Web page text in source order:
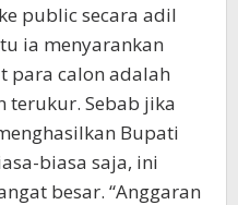
public secara adil
ia menyarankan
para calon adalah
terukur. Sebab jika
Bupati
biasa saja, ini
besar. “Anggaran